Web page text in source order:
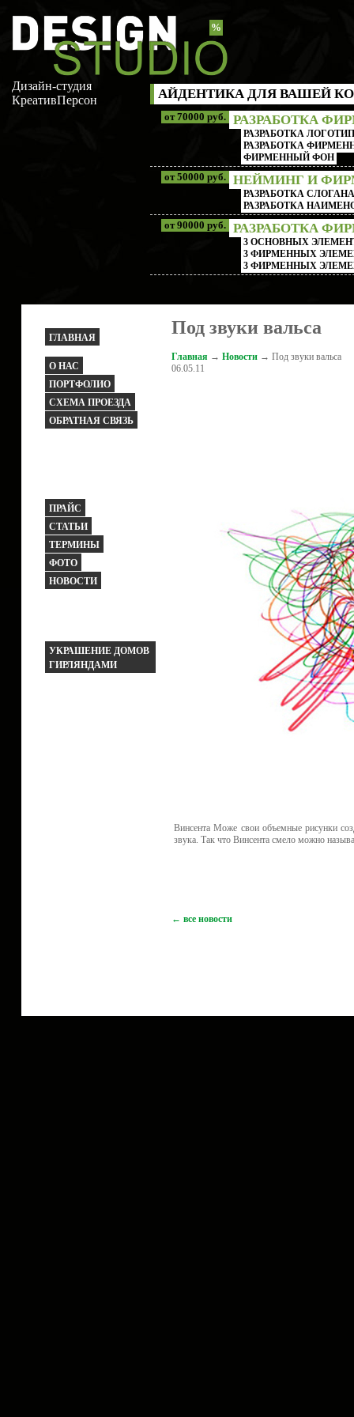
Дизайн-студия
КреативПерсон
%
АЙДЕНТИКА ДЛЯ ВАШЕЙ
РАЗРАБОТКА
РАЗРАБОТКА
РАЗРАБОТКА
ФИРМЕННЫЙ ФОН
от 70000 руб.
НЕЙМИНГ И
РАЗРАБОТКА
РАЗРАБОТКА
от 50000 руб.
РАЗРАБОТКА
3 ОСНОВНЫХ
3 ФИРМЕННЫХ
3 ФИРМЕННЫХ
от 90000 руб.
ГЛАВНАЯ
О НАС
ПОРТФОЛИО
СХЕМА ПРОЕЗДА
ОБРАТНАЯ СВЯЗЬ
ПРАЙС
СТАТЬИ
ТЕРМИНЫ
ФОТО
НОВОСТИ
УКРАШЕНИЕ ДОМОВ
ГИРЛЯНДАМИ
Под звуки вальса
Главная → Новости → Под звуки вальса
06.05.11
Винсента Може свои объемные рисунки
звука. Так что Винсента смело можно
← все новости